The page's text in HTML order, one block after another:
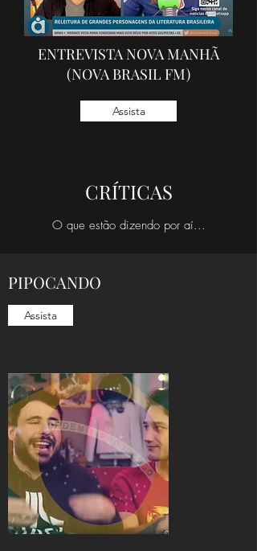
ENTREVISTA NOVA MANHÃ
(NOVA BRASIL FM)
Assista
CRÍTICAS
O que estão dizendo por aí...
PIPOCANDO
Assista